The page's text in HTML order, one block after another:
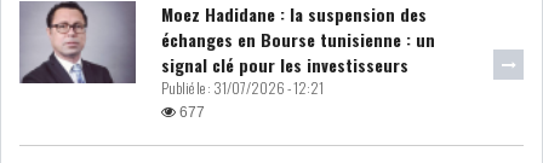
SLAH ZOUARI NOMMÉ
MINISTRE DE L'ÉQU...
Moez Hadidane : la suspension des
échanges en Bourse tunisienne : un
signal clé pour les investisseurs
Publié le : 31/07/2026 - 12:21
677